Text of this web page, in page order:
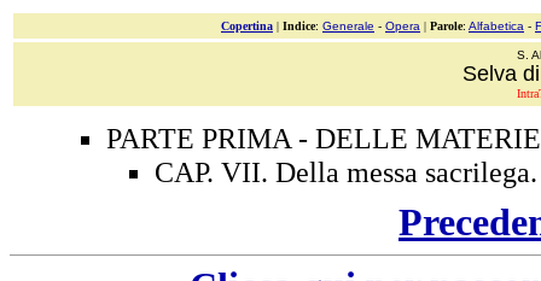
Copertina | Indice: Generale - Opera | Parole: Alfabetica -
S.
Selva
PARTE PRIMA - DELLE
CAP. VII. Della messa sacrilega.